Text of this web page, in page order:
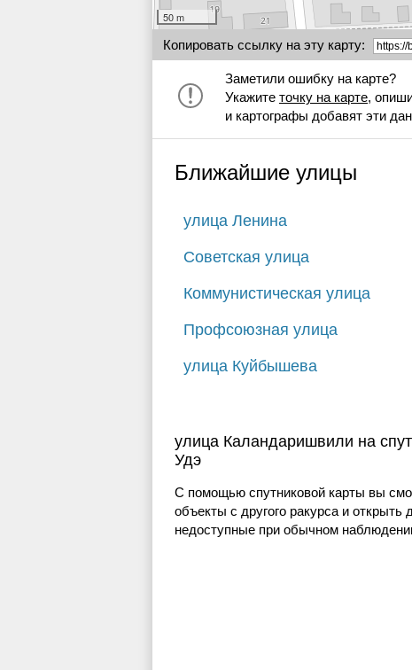
50 m
Копировать ссылку на эту карту:
Заметили ошибку на карте?
Укажите точку на карте,
и картографы добавят эти
Ближайшие улицы
улица Ленина
Советская улица
Коммунистическая улица
Профсоюзная улица
улица Куйбышева
улица Каландаришвили на
Удэ
С помощью спутниковой карты вы
объекты с другого ракурса и открыть
недоступные при обычном